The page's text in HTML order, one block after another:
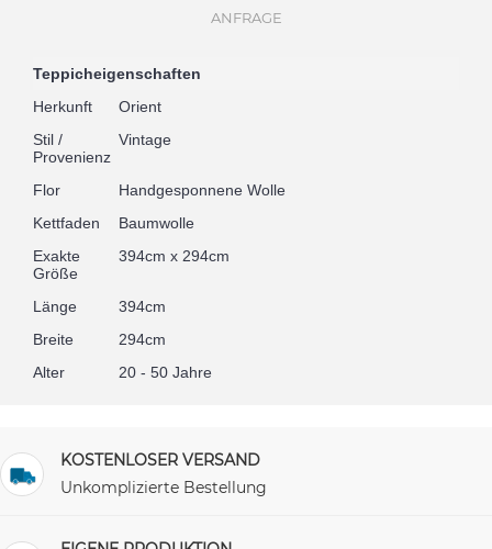
ANFRAGE
Teppicheigenschaften
Herkunft
Orient
Stil /
Provenienz
Vintage
Flor
Handgesponnene Wolle
Kettfaden
Baumwolle
Exakte
Größe
394cm x 294cm
Länge
394cm
Breite
294cm
Alter
20 - 50 Jahre
KOSTENLOSER VERSAND
Unkomplizierte Bestellung